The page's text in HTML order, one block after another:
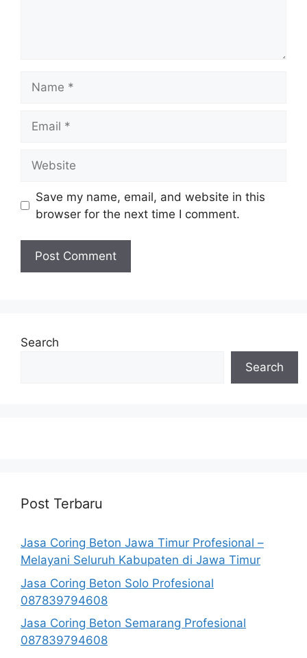
Save my name, email, and website in this
browser for the next time I comment.
Search
Search
Post Terbaru
Jasa Coring Beton Jawa Timur Profesional –
Melayani Seluruh Kabupaten di Jawa Timur
Jasa Coring Beton Solo Profesional
087839794608
Jasa Coring Beton Semarang Profesional
087839794608